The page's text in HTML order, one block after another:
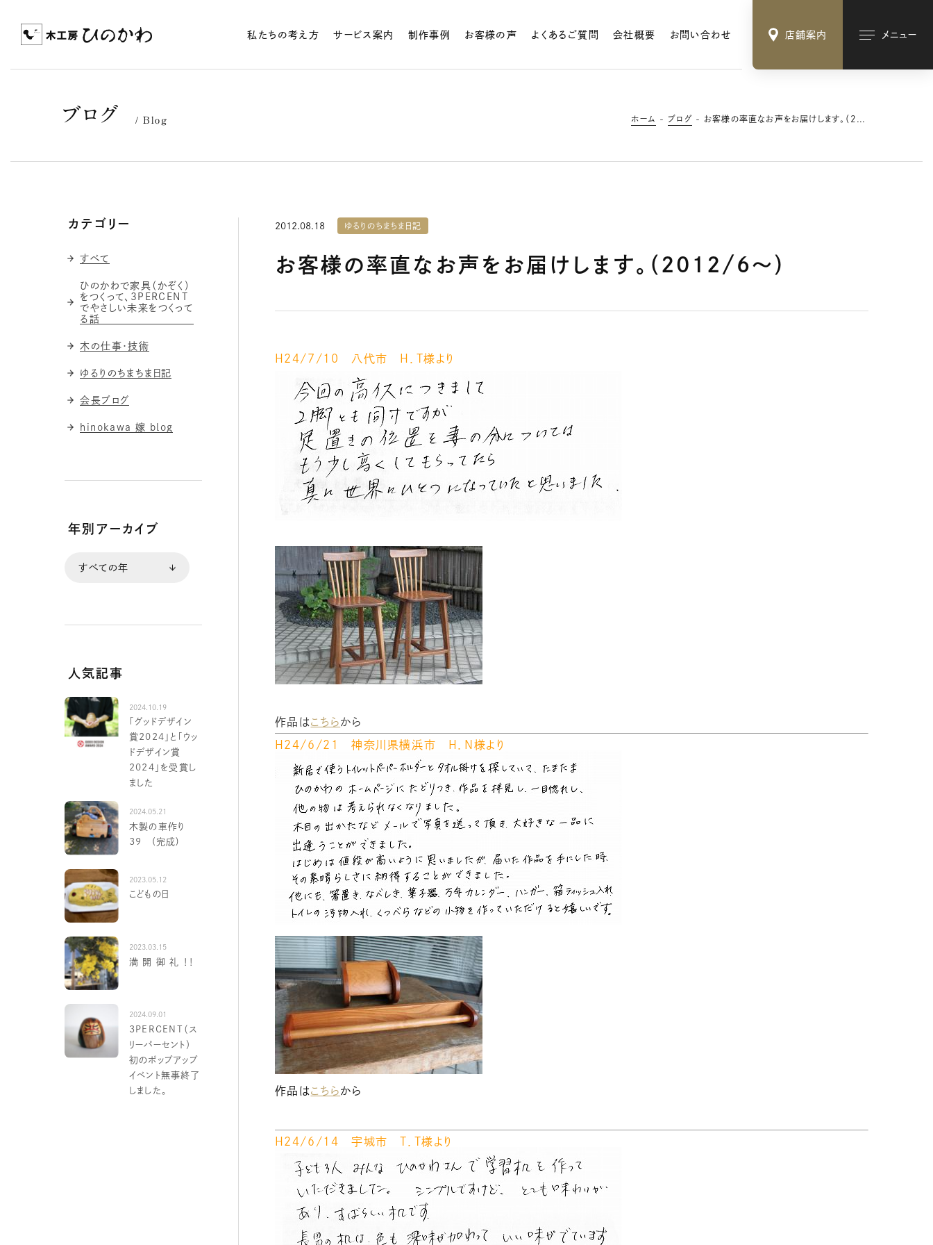
私たちの考え方 サービス案内 制作事例 お客様の声 よくあるご質問 会社概要 お問い合わせ 店舗案内 メニュー
ブログ Blog ホーム ブログ
2012.08.18 ゆるりのちまちま日記
Ｈ２４/７/１０ 八代市 Ｈ．Ｔ様より
作品はこちらから
Ｈ２４/６/２１ 神奈川県横浜市 Ｈ．Ｎ様より
作品はこちらから
Ｈ２４/６/１４ 宇城市 Ｔ．Ｔ様より
カテゴリー
すべて
ひのかわで家具（かぞく）
をつくって、3PERCENT
でやさしい未来をつくって
る話
木の仕事・技術
ゆるりのちまちま日記
会長ブログ
hinokawa 嫁 blog
年別アーカイブ
人気記事
2024.10.19
「グッドデザイン
賞2024」と「ウッ
ドデザイン賞
2024」を受賞し
ました
2024.05.21
木製の車作り
39 (完成)
2023.05.12
こどもの日
2023.03.15
満 開 御 礼 ！！
2024.09.01
3PERCENT（ス
リーパーセント）
初のポップアップ
イベント無事終了
しました。